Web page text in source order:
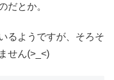
だとか。
るようですが、そろそ
せん(>_<)